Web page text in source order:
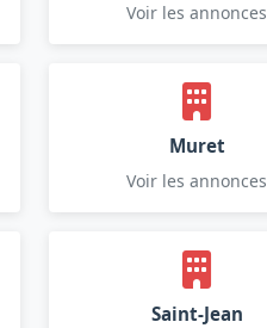
Voir les annonces
Muret
Voir les annonces
Saint-Jean